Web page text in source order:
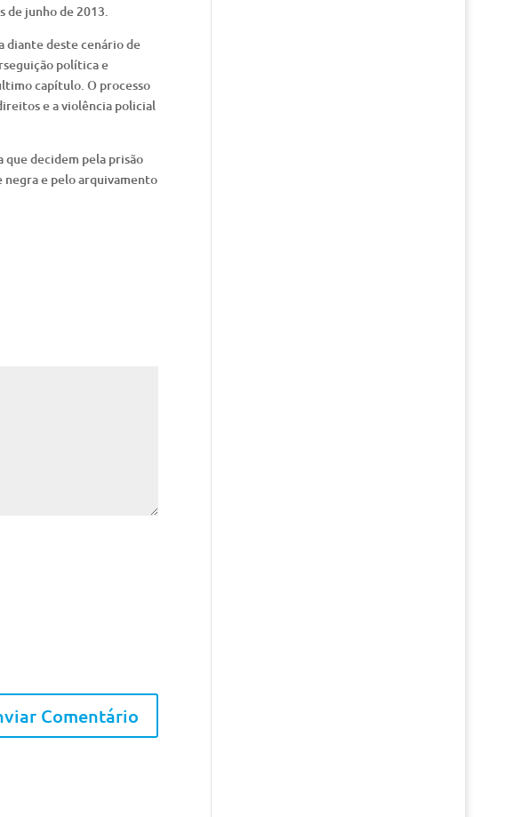
de junho de 2013.
diante deste cenário de
política e
capítulo. O processo
e a violência policial
que decidem pela prisão
negra e pelo arquivamento